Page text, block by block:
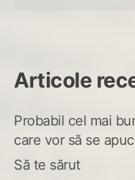
Articole
Probabil cel mai
care vor să se
Să te sărut